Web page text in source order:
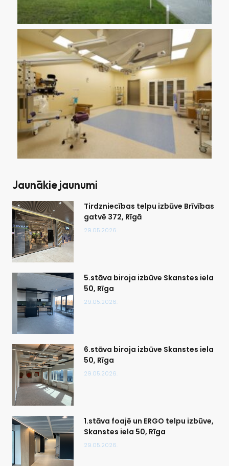
Jaunākie jaunumi
Tirdzniecības telpu izbūve Brīvības
gatvē 372, Rīgā
29.05.2026.
5.stāva biroja izbūve Skanstes iela
50, Rīga
29.05.2026.
6.stāva biroja izbūve Skanstes iela
50, Rīga
29.05.2026.
1.stāva foajē un ERGO telpu izbūve,
Skanstes iela 50, Rīga
29.05.2026.